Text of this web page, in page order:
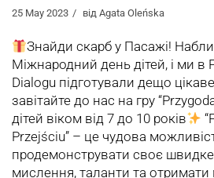
25 May 2023 від Agata Oleńska
Знайди скарб у Пасажі!
Міжнародний день дітей, і ми в
Dialogu підготували дещо цікаве
завітайте до нас на гру
дітей віком від 7 до 10 років
Przejściu” – це чудова
продемонструвати своє швидке
мислення, таланти та